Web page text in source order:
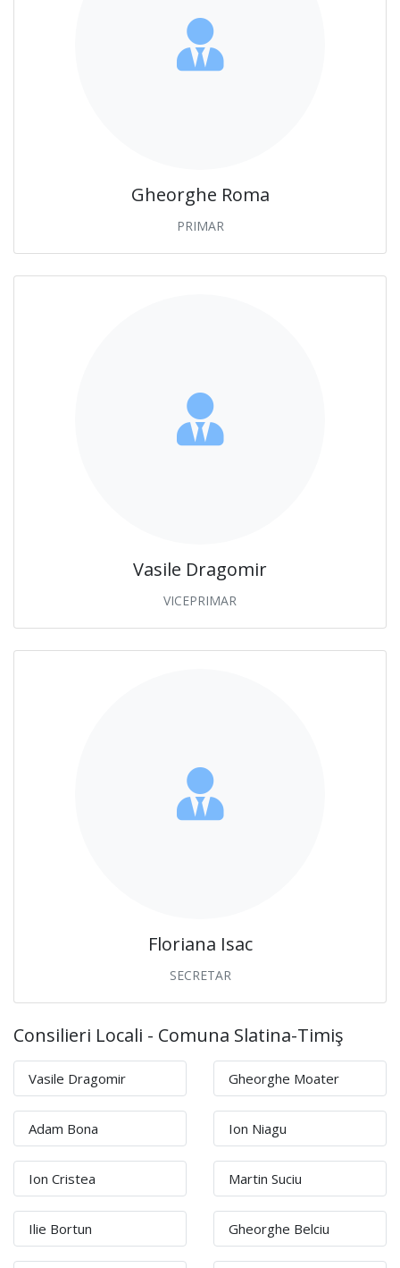
Gheorghe Roma
PRIMAR
Vasile Dragomir
VICEPRIMAR
Floriana Isac
SECRETAR
Consilieri Locali - Comuna Slatina-Timiş
Vasile Dragomir Gheorghe Moater
Adam Bona Ion Niagu
Ion Cristea Martin Suciu
Ilie Bortun Gheorghe Belciu